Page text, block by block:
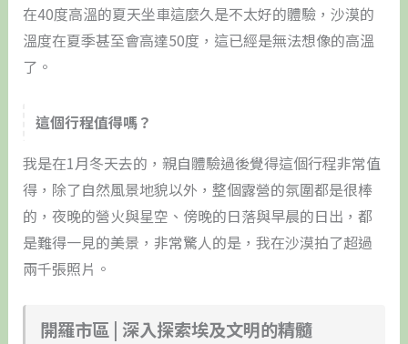
在40度高溫的夏天坐車這麼久是不太好的體驗，沙漠的
溫度在夏季甚至會高達50度，這已經是無法想像的高溫
了。
這個行程值得嗎？
我是在1月冬天去的，親自體驗過後覺得這個行程非常值
得，除了自然風景地貌以外，整個露營的氛圍都是很棒
的，夜晚的營火與星空、傍晚的日落與早晨的日出，都
是難得一見的美景，非常驚人的是，我在沙漠拍了超過
兩千張照片。
開羅市區 | 深入探索埃及文明的精髓